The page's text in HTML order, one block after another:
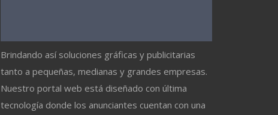
Brindando así soluciones gráficas y publicitarias
tanto a pequeñas, medianas y grandes empresas.
Nuestro portal web está diseñado con última
tecnología donde los anunciantes cuentan con una